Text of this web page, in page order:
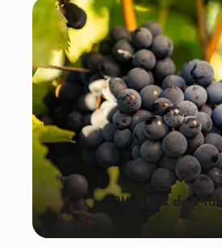
Wein aus der